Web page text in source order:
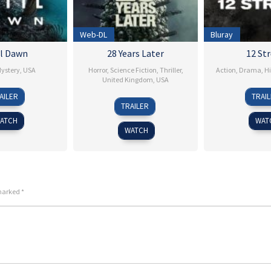
Dawn
USA
23
Apr
2025
David
F.
Sandberg
Web-DL
28 Years Later
Horror, Science Fiction Thriller,
United Kingdom USA
18
Jun
2025
Danny
Boyle
TRAILER
WATCH
Bluray
12
Action Drama
*